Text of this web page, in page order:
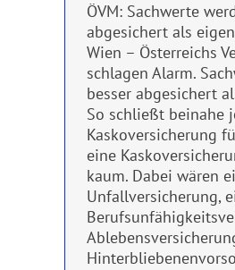
ÖVM: Sachwerte
abgesichert als
Wien – Österreichs
schlagen Alarm.
besser abgesichert
So schließt beinahe
Kaskoversicherung
eine
kaum. Dabei wären
Unfallversicherung,